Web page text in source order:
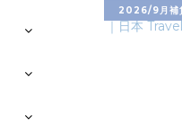
2026/9月補